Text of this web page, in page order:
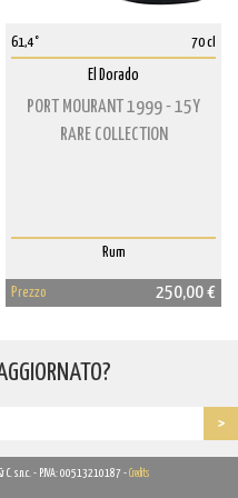
61,4° 70 cl
El Dorado
PORT MOURANT 1999 - 15Y
RARE COLLECTION
Rum
Prezzo 250,00 €
& C. s.n.c. - P.IVA: 00513210187 - Credits